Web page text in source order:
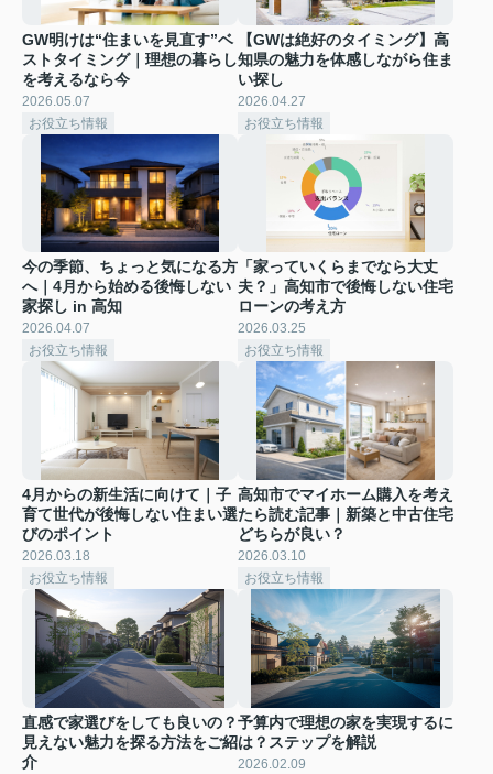
GW明けは“住まいを見直す”ベ
ストタイミング｜理想の暮らし
を考えるなら今
2026.05.07
お役立ち情報
【GWは絶好のタイミング】高
知県の魅力を体感しながら住ま
い探し
2026.04.27
お役立ち情報
今の季節、ちょっと気になる方
へ｜4月から始める後悔しない
家探し in 高知
2026.04.07
お役立ち情報
「家っていくらまでなら大丈
夫？」高知市で後悔しない住宅
ローンの考え方
2026.03.25
お役立ち情報
4月からの新生活に向けて｜子
育て世代が後悔しない住まい選
びのポイント
2026.03.18
お役立ち情報
高知市でマイホーム購入を考え
たら読む記事｜新築と中古住宅
どちらが良い？
2026.03.10
お役立ち情報
直感で家選びをしても良いの？
見えない魅力を探る方法をご紹
介
予算内で理想の家を実現するに
は？ステップを解説
2026.02.09